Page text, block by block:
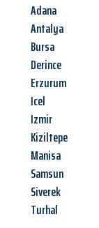
Adana
Antalya
Bursa
Derince
Erzurum
Icel
Izmir
Kiziltepe
Manisa
Samsun
Siverek
Turhal